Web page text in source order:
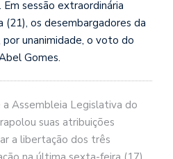
sessão extraordinária
os desembargadores da
por unanimidade, o voto do
Gomes.
Assembleia Legislativa do
suas atribuições
a libertação dos três